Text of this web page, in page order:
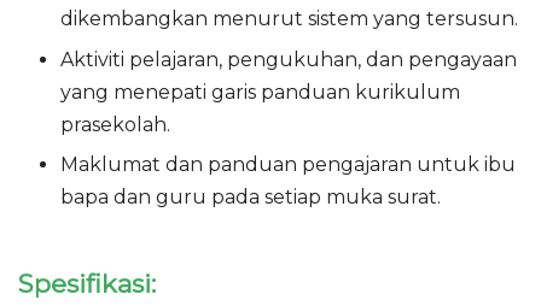
dikembangkan menurut sistem yang tersusun.
Aktiviti pelajaran, pengukuhan, dan pengayaan
yang menepati garis panduan kurikulum
prasekolah.
Maklumat dan panduan pengajaran untuk ibu
bapa dan guru pada setiap muka surat.
Spesifikasi: